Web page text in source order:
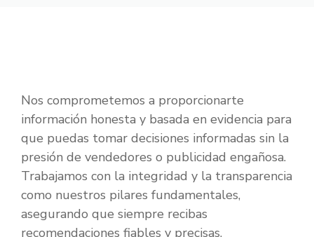
Nos comprometemos a proporcionarte
información honesta y basada en evidencia para
que puedas tomar decisiones informadas sin la
presión de vendedores o publicidad engañosa.
Trabajamos con la integridad y la transparencia
como nuestros pilares fundamentales,
asegurando que siempre recibas
recomendaciones fiables y precisas.